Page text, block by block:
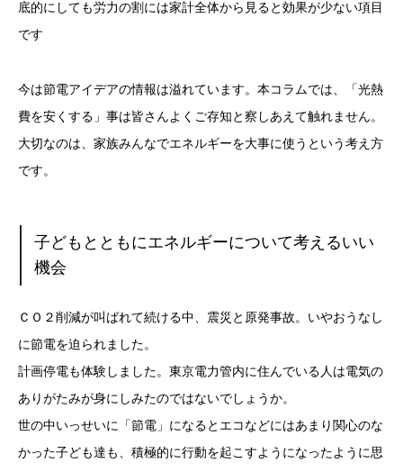
底的にしても労力の割には家計全体から見ると効果が少ない項目
です
今は節電アイデアの情報は溢れています。 本コラムでは、「光熱
費を安くする」事は皆さんよくご存知と察しあえて触れません。
大切なのは、家族みんなでエネルギーを大事に使うという考え方
です。
子どもとともにエネルギーについて考えるいい
機会
ＣＯ２削減が叫ばれて続ける中、震災と原発事故。いやおうなし
に節電を迫られました。
計画停電も体験しました。東京電力管内に住んでいる人は電気の
ありがたみが身にしみたのではないでしょうか。
世の中いっせいに「節電」になるとエコなどにはあまり関心のな
かった子ども達も、積極的に行動を起こすようになったように思